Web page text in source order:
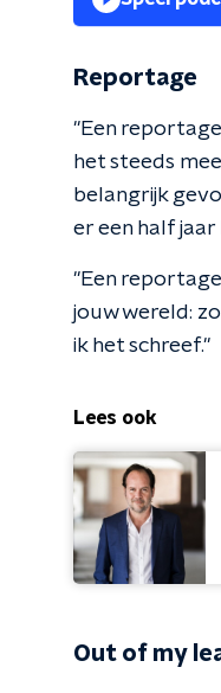
Reportage
"Een
het steeds
belangrijk
er een half
"Een
jouw wereld:
ik het schreef."
Lees ook
Out of my